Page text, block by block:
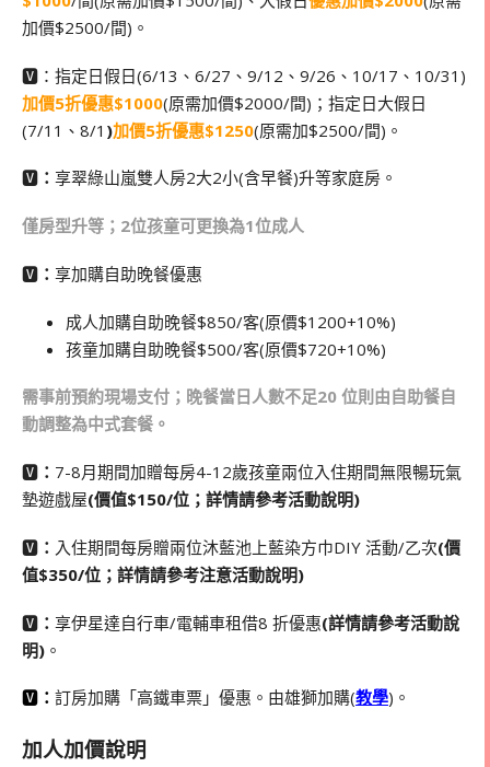
加價$2500/間)。
🆅：指定日假日(6/13、6/27、9/12、9/26、10/17、10/31)
加價5折優惠$1000(原需加價$2000/間)；指定日大假日
(7/11、8/1 )加價5折優惠$1250(原需加$2500/間)。
🆅 ： 享翠綠山嵐雙人房2大2小(含早餐)升等家庭房。
僅房型升等；2位孩童可更換為1位成人
🆅 ： 享加購自助晚餐優惠
成人加購自助晚餐$850/客(原價$1200+10%)
孩童加購自助晚餐$500/客(原價$720+10%)
需事前預約現場支付；晚餐當日人數不足20 位則由自助餐自
動調整為中式套餐。
🆅 ： 7-8月期間加贈每房4-12歲孩童兩位入住期間無限暢玩氣
墊遊戲屋(價值$150/位；詳情請參考活動說明)
🆅 ： 入住期間每房贈兩位沐藍池上藍染方巾DIY 活動/乙次(價
值$350/位；詳情請參考注意活動說明)
🆅 ： 享伊星達自行車/電輔車租借8 折優惠(詳情請參考活動說
明) 。
🆅 ： 訂房加購「高鐵車票」優惠。由雄獅加購(教學)。
加人加價說明